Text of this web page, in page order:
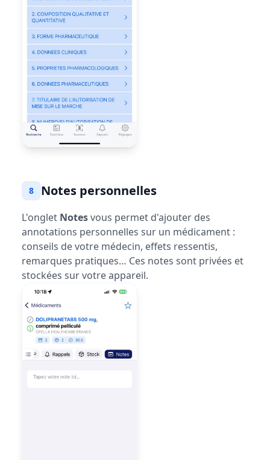
8 Notes personnelles
L'onglet Notesvous permet d'ajouter des
annotations personnelles sur un médicament :
conseils de votre médecin, effets ressentis,
remarques pratiques… Ces notes sont privées et
stockées sur votre appareil.